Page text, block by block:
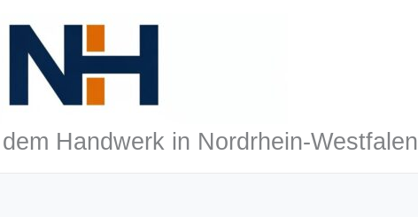
Handwerk in Nordrhein-Westfalen